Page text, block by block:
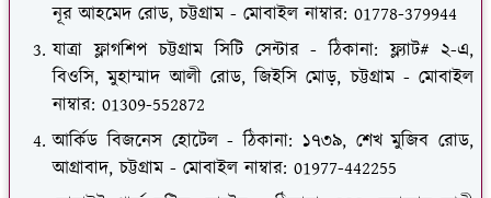
নূর আহমেদ রোড, চট্টগ্রাম - মোবাইল নাম্বার: 01778-379944
যাত্রা ফ্লাগশিপ চট্টগ্রাম সিটি সেন্টার - ঠিকানা: ফ্ল্যাট# ২-এ,
বিওসি, মুহাম্মাদ আলী রোড, জিইসি মোড়, চট্টগ্রাম - মোবাইল
নাম্বার: 01309-552872
আর্কিড বিজনেস হোটেল - ঠিকানা: ১৭৩৯, শেখ মুজিব রোড,
আগ্রাবাদ, চট্টগ্রাম - মোবাইল নাম্বার: 01977-442255